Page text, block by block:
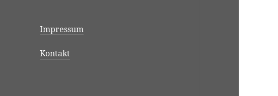
Impressum
Kontakt